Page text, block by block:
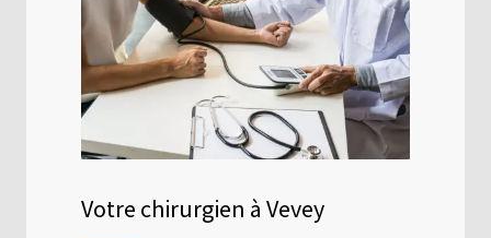
Votre chirurgien à Vevey